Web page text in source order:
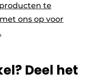
te
ons op voor
Deel het